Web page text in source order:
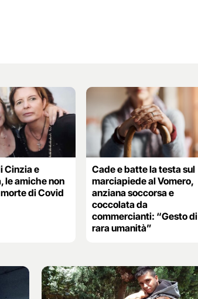
Cinzia e
le amiche non
di Covid
Cade e batte la testa sul
marciapiede al Vomero,
anziana soccorsa e
coccolata da
commercianti: “Gesto di
rara umanità”